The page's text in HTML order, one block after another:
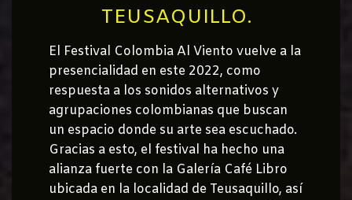
TEUSAQUILLO.
El Festival Colombia Al Viento vuelve a la
presencialidad en este 2022, como
respuesta a los sonidos alternativos y
agrupaciones colombianas que buscan
un espacio donde su arte sea escuchado.
Gracias a esto, el festival ha hecho una
alianza fuerte con la Galería Café Libro
ubicada en la localidad de Teusaquillo, así